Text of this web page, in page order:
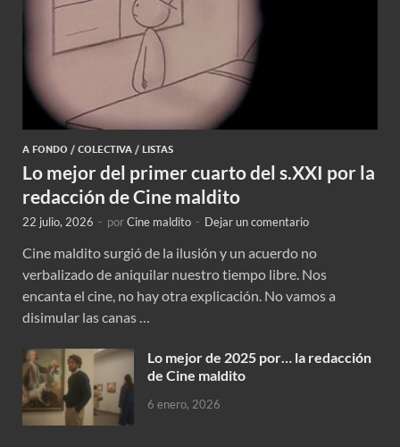
A FONDO / COLECTIVA / LISTAS
Lo mejor del primer cuarto del s.XXI por la
redacción de Cine maldito
22 julio, 2026 - porCine maldito - Dejar un comentario
Cine maldito surgió de la ilusión y un acuerdo no
verbalizado de aniquilar nuestro tiempo libre. Nos
encanta el cine, no hay otra explicación. No vamos a
disimular las canas …
Lo mejor de 2025 por… la redacción
de Cine maldito
6 enero, 2026